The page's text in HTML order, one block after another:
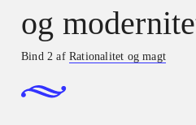
og
Bind 2 afRationalitet og magt